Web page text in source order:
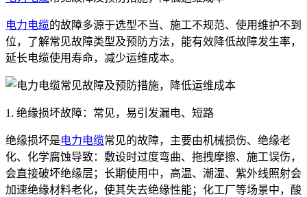
电力电缆的故障多源于选型不当、施工不规范、使用维护不到
位，了解常见故障类型及预防方法，能有效降低故障发生率，
延长电缆使用寿命，减少运维成本。
1. 绝缘损坏故障：常见，易引发漏电、短路
绝缘损坏是电力电缆常见的故障，主要由机械损伤、绝缘老
化、化学腐蚀导致：敷设时过度弯曲、拖拽摩擦、施工误伤，
会直接破坏绝缘层；长期使用中，高温、潮湿、紫外线照射会
加速绝缘材料老化，使其失去绝缘性能；化工厂等场景中，酸